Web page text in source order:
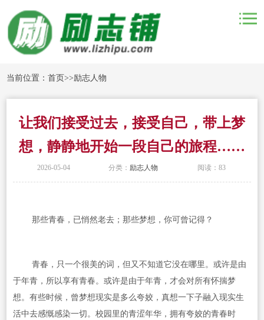
当前位置：首页>>励志人物
让我们接受过去，接受自己，带上梦
想，静静地开始一段自己的旅程……
2026-05-04 分类： 励志人物 阅读：83
那些青春，已悄然老去；那些梦想，你可曾记得？
青春，只一个很美的词，但又不知道它没在哪里。或许是由
于年青，所以享有青春。或许是由于年青，才会对所有怀揣梦
想。有些时候，曾梦想现实是多么夸姣，真想一下子融入现实生
活中去感慨感染一切。校园里的青涩年华，拥有夸姣的青春时